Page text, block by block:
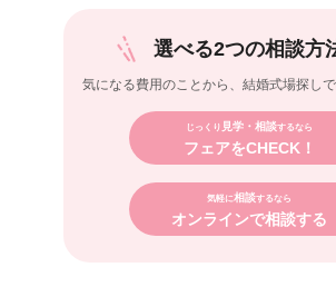
選べる2つの相談方
気になる費用のことから、 結婚式場探し
じっくり 見学・相談するなら
フェアをCHECK！
気軽に相談するなら
オンラインで相談する